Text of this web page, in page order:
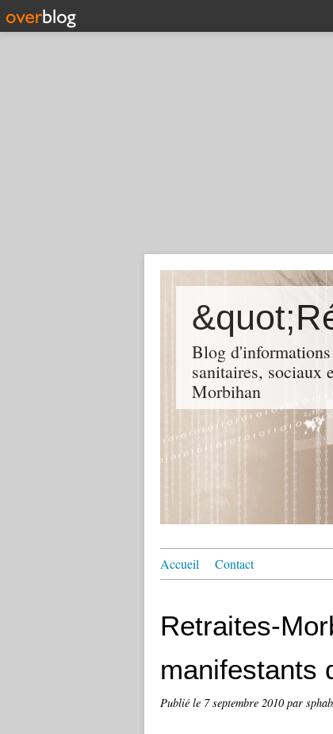
Blog d'informations
sanitaires,
Morbihan
Accueil Contact
Retraites-
manifestants
Publié le 7 septembre 2010par